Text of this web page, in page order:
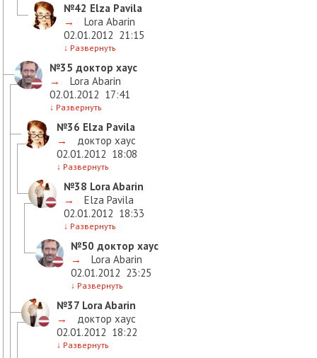
№42 Elza Pavila
→
Lora Abarin
02.01.2012 21:15
↓ Развернуть
№35 доктор хаус
→
Lora Abarin
02.01.2012 17:41
↓ Развернуть
№36 Elza Pavila
→
доктор хаус
02.01.2012 18:08
↓ Развернуть
№38 Lora Abarin
→
Elza Pavila
02.01.2012 18:33
↓ Развернуть
№50 доктор хаус
→
Lora Abarin
02.01.2012 23:25
↓ Развернуть
№37 Lora Abarin
→
доктор хаус
02.01.2012 18:22
↓ Развернуть